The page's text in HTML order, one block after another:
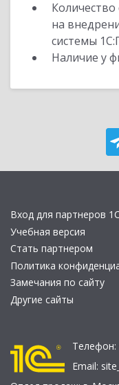
на
системы
Наличие у
Вход для партнеров 1С
Учебная версия
Стать партнером
Политика
Замечания по сайту
Другие сайты
Телефон:
Email: